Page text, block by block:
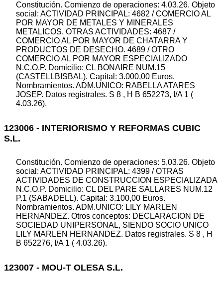
Constitución. Comienzo de operaciones: 4.03.26. Objeto
social: ACTIVIDAD PRINCIPAL: 4682 / COMERCIO AL
POR MAYOR DE METALES Y MINERALES
METALICOS. OTRAS ACTIVIDADES: 4687 /
COMERCIO AL POR MAYOR DE CHATARRA Y
PRODUCTOS DE DESECHO. 4689 / OTRO
COMERCIO AL POR MAYOR ESPECIALIZADO
N.C.O.P. Domicilio: CL BONAIRE NUM.15
(CASTELLBISBAL). Capital: 3.000,00 Euros.
Nombramientos. ADM.UNICO: RABELLA ATARES
JOSEP. Datos registrales. S 8 , H B 652273, I/A 1 (
4.03.26).
123006 - INTERIORISMO Y REFORMAS CUBIC
S.L.
Constitución. Comienzo de operaciones: 5.03.26. Objeto
social: ACTIVIDAD PRINCIPAL: 4399 / OTRAS
ACTIVIDADES DE CONSTRUCCION ESPECIALIZADA
N.C.O.P. Domicilio: CL DEL PARE SALLARES NUM.12
P.1 (SABADELL). Capital: 3.100,00 Euros.
Nombramientos. ADM.UNICO: LILY MARLEN
HERNANDEZ. Otros conceptos: DECLARACION DE
SOCIEDAD UNIPERSONAL, SIENDO SOCIO UNICO
LILY MARLEN HERNANDEZ. Datos registrales. S 8 , H
B 652276, I/A 1 ( 4.03.26).
123007 - MOU-T OLESA S.L.